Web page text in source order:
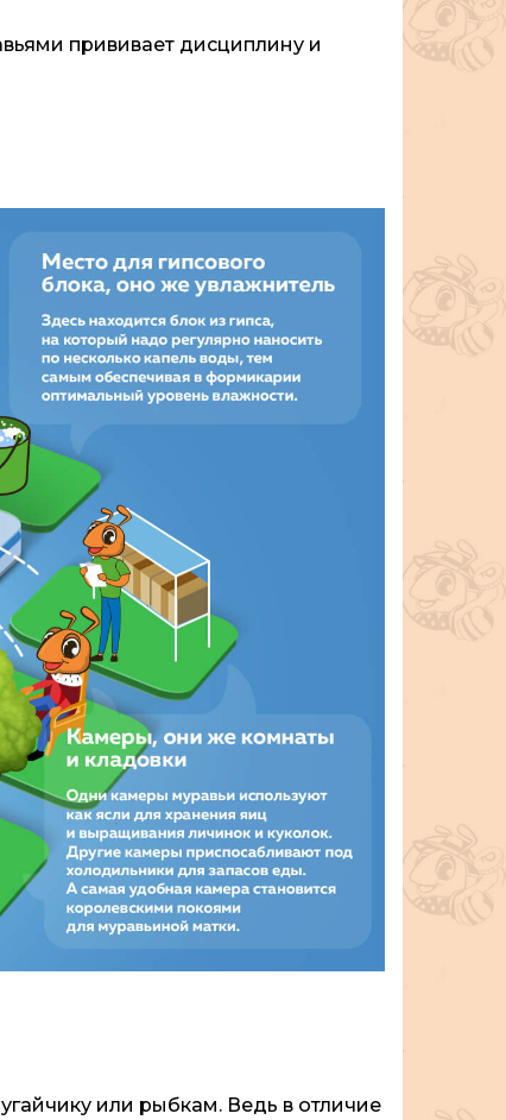
прививает дисциплину и
или рыбкам. Ведь в отличие